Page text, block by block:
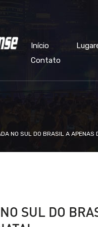
Início
Contato
NO SUL DO BRASIL A APENAS
SUL DO